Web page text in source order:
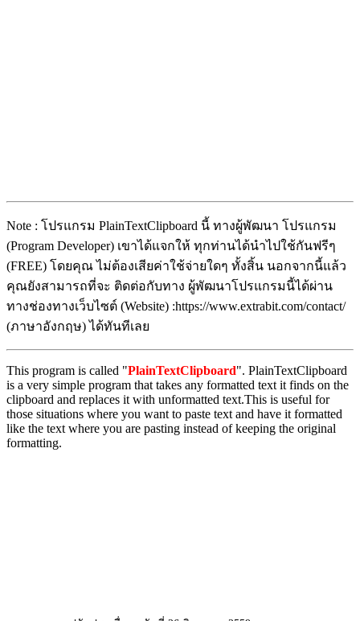
Note : โปรแกรม PlainTextClipboard นี้ ทางผู้พัฒนา โปรแกรม
(Program Developer) เขาได้แจกให้ ทุกท่านได้นำไปใช้กันฟรีๆ
(FREE) โดยคุณ ไม่ต้องเสียค่าใช้จ่ายใดๆ ทั้งสิ้น นอกจากนี้แล้ว
คุณยังสามารถที่จะ ติดต่อกับทาง ผู้พัฒนาโปรแกรมนี้ได้ผ่าน
ทางช่องทางเว็บไซต์ (Website) :https://www.extrabit.com/contact/
(ภาษาอังกฤษ) ได้ทันทีเลย
This program is called "PlainTextClipboard". PlainTextClipboard
is a very simple program that takes any formatted text it finds on the
clipboard and replaces it with unformatted text.This is useful for
those situations where you want to paste text and have it formatted
like the text where you are pasting instead of keeping the original
formatting.